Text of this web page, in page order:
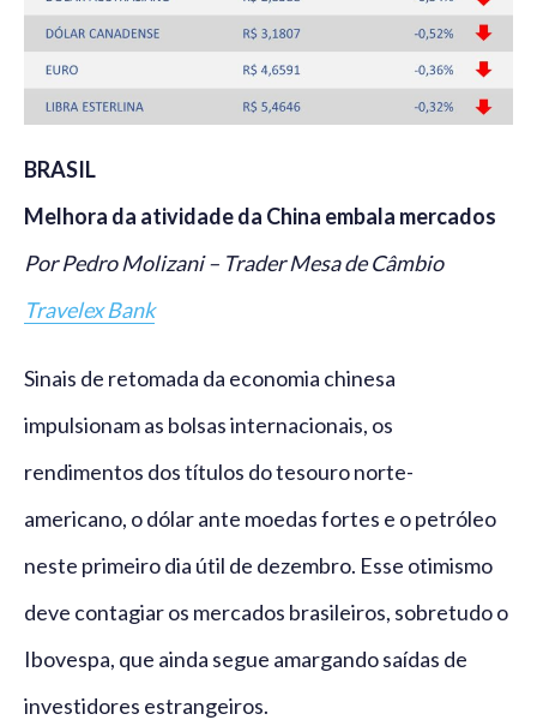
BRASIL
Melhora da atividade da China embala mercados
Por Pedro Molizani – Trader Mesa de Câmbio
Travelex Bank
Sinais de retomada da economia chinesa
impulsionam as bolsas internacionais, os
rendimentos dos títulos do tesouro norte-
americano, o dólar ante moedas fortes e o petróleo
neste primeiro dia útil de dezembro. Esse otimismo
deve contagiar os mercados brasileiros, sobretudo o
Ibovespa, que ainda segue amargando saídas de
investidores estrangeiros.